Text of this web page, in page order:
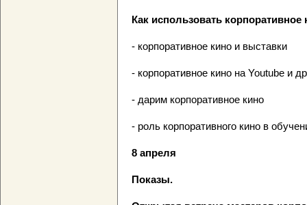
Как использовать корпоративное
- корпоративное кино и выставки
- корпоративное кино на Youtube и
- дарим корпоративное кино
- роль корпоративного кино в
8 апреля
Показы.